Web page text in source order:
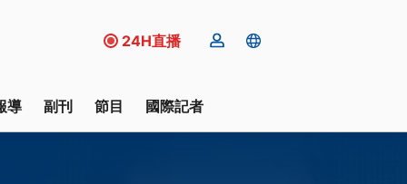
24H直播
導 副刊 節目 國際記者